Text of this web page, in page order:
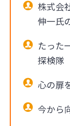
株式会
伸一氏
たった
探検隊
心の扉
今から